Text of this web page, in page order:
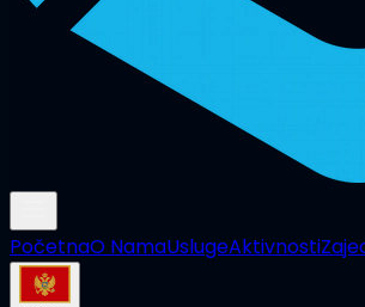
PočetnaO NamaUslugeAktivnosti